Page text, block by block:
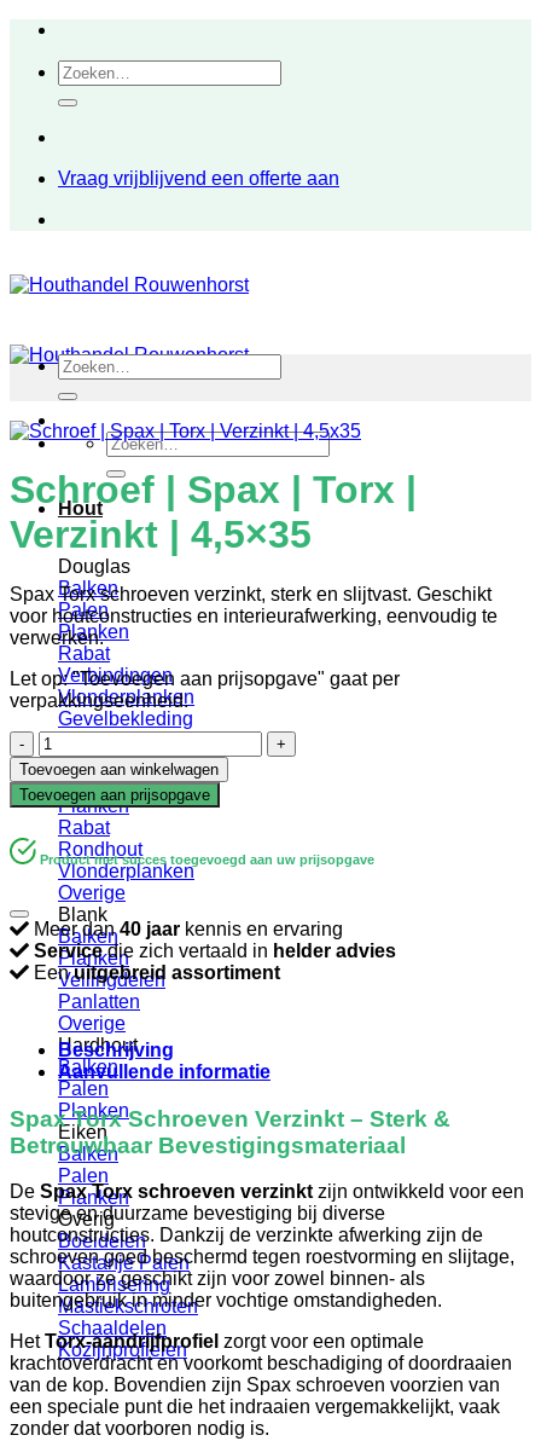
inhoudZoeken
naar:
Vraag vrijblijvend een offerte aan
Zoeken
naar:
Hout
Douglas
Balken
Palen
Planken
Rabat
Verbindingen
Vlonderplanken
Gevelbekleding
Balken
Palen
Planken
Rabat
Rondhout
Vlonderplanken
Overige
Blank
Balken
Planken
Vellingdelen
Panlatten
Overige
Hardhout
Balken
Palen
Planken
Eiken
Balken
Palen
Planken
Overig
Boeidelen
Kastanje Palen
Lambrisering
Mastiekschroten
Schaaldelen
Kozijnprofielen
Zoeken
naar:
Schroef | Spax | Torx |
Verzinkt | 4,5×35
Spax Torx schroeven verzinkt, sterk en slijtvast. Geschikt
voor houtconstructies en interieurafwerking, eenvoudig te
verwerken.
Let op: "Toevoegen aan prijsopgave" gaat per
verpakkingseenheid.
Schroef
|
Spax
|
Torx
Verzinkt
4,5x35
aantal
Toevoegen aan winkelwagen
Toevoegen aan prijsopgave
Product met succes toegevoegd aan uw prijsopgave
Meer dan40 jaar kennis en ervaring
Servicedie zich vertaald in helder advies
Eenuitgebreid assortiment
Beschrijving
Aanvullende informatie
Spax Torx Schroeven Verzinkt – Sterk &
Betrouwbaar Bevestigingsmateriaal
De Spax Torx schroeven verzinkt zijn ontwikkeld voor een
stevige en duurzame bevestiging bij diverse
houtconstructies. Dankzij de verzinkte afwerking zijn de
schroeven goed beschermd tegen roestvorming en slijtage,
waardoor ze geschikt zijn voor zowel binnen- als
buitengebruik in minder vochtige omstandigheden.
HetTorx-aandrijfprofiel zorgt voor een optimale
krachtoverdracht en voorkomt beschadiging of doordraaien
van de kop. Bovendien zijn Spax schroeven voorzien van
een speciale punt die het indraaien vergemakkelijkt, vaak
zonder dat voorboren nodig is.